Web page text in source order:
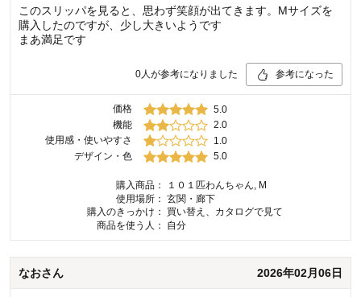
このスリッパを見ると、思わず笑顔が出てきます。Mサイズを
購入したのですが、少し大きいようです
まあ満足です
0人が参考になりました 参考になった
価格
5.0
機能
2.0
使用感・使いやすさ
1.0
デザイン・色
5.0
購入商品：
１０１匹わんちゃん, M
使用場所： 玄関・廊下
購入のきっかけ：
買い替え、カタログで見て
商品を使う人：
自分
なおさん 2026年02月06日